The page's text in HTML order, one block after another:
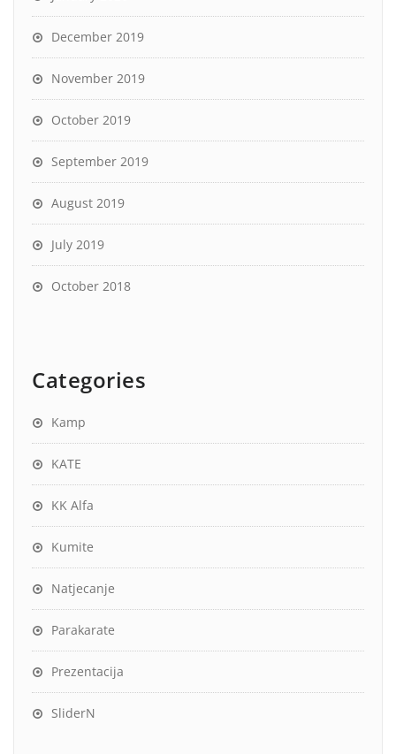
December 2019
November 2019
October 2019
September 2019
August 2019
July 2019
October 2018
Categories
Kamp
KATE
KK Alfa
Kumite
Natjecanje
Parakarate
Prezentacija
SliderN